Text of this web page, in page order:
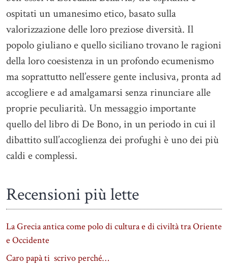
ospitati un umanesimo etico, basato sulla
valorizzazione delle loro preziose diversità. Il
popolo giuliano e quello siciliano trovano le ragioni
della loro coesistenza in un profondo ecumenismo
ma soprattutto nell’essere gente inclusiva, pronta ad
accogliere e ad amalgamarsi senza rinunciare alle
proprie peculiarità. Un messaggio importante
quello del libro di De Bono, in un periodo in cui il
dibattito sull’accoglienza dei profughi è uno dei più
caldi e complessi.
Recensioni più lette
La Grecia antica come polo di cultura e di civiltà tra Oriente
e Occidente
Caro papà ti scrivo perché…